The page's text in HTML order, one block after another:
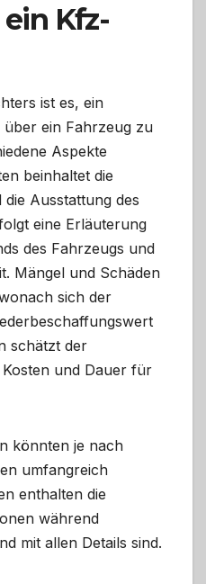
Kfz-
ist es, ein
ein Fahrzeug zu
Aspekte
beinhaltet die
Ausstattung des
eine Erläuterung
des Fahrzeugs und
Mängel und Schäden
sich der
schätzt der
und Dauer für
könnten je nach
umfangreich
enthalten die
während
mit allen Details sind.